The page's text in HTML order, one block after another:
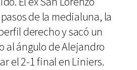
de la medialuna, la
derecho y sacó un
al ángulo de Alejandro
el 2-1 final en Liniers.